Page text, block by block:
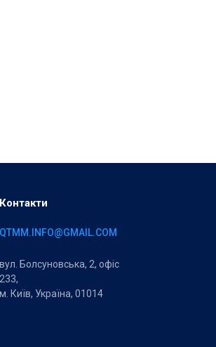
Контакти
QTMM.INFO@GMAIL.COM
вул. Болсуновська, 2, офіс
233,
м. Київ, Україна, 01014